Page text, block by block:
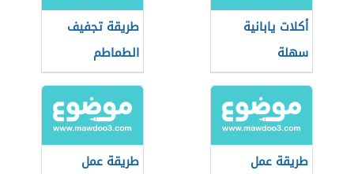
أكلات يابانية
سهلة
طريقة تجفيف
الطماطم
طريقة عمل
طريقة عمل